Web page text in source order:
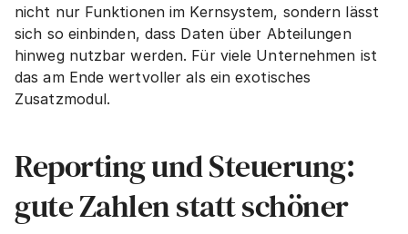
nicht nur Funktionen im Kernsystem, sondern lässt
sich so einbinden, dass Daten über Abteilungen
hinweg nutzbar werden. Für viele Unternehmen ist
das am Ende wertvoller als ein exotisches
Zusatzmodul.
Reporting und Steuerung:
gute Zahlen statt schöner